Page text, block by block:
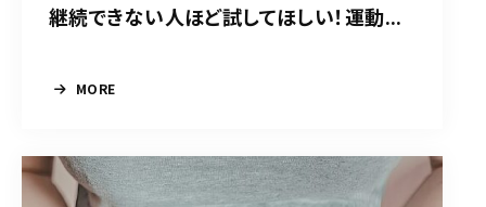
継続できない人ほど試してほしい！運動...
MORE